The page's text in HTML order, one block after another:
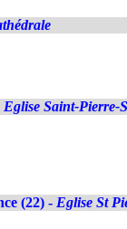
Eglise Saint-Pierre-
(22) - Eglise St